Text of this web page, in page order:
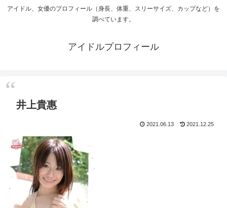
アイドル、女優のプロフィール（身長、体重、スリーサイズ、カップなど）を
調べています。
アイドルプロフィール
井上貴惠
2021.06.13 2021.12.25